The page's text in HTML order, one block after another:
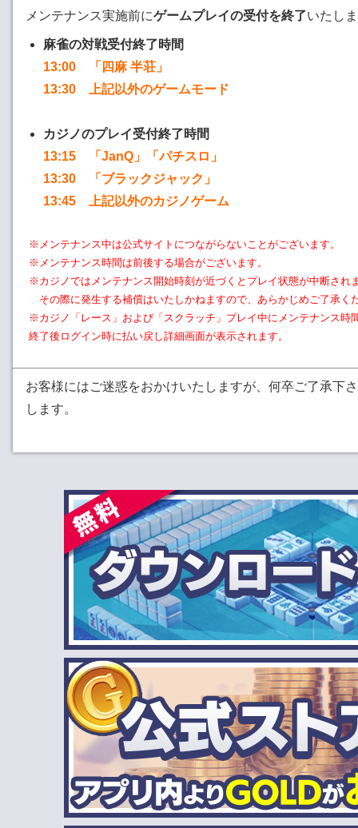
メンテナンス実施前にゲームプレイの受付を終了いたし
麻雀の対戦受付終了時間
13:00 「四麻 半荘」
13:30 上記以外のゲームモード
カジノのプレイ受付終了時間
13:15 「JanQ」「パチスロ」
13:30 「ブラックジャック」
13:45 上記以外のカジノゲーム
※メンテナンス中は公式サイトにつながらないことがございます。
※メンテナンス時間は前後する場合がございます。
※カジノではメンテナンス開始時刻が近づくとプレイ状態が中断され
その際に発生する補償はいたしかねますので、あらかじめご了承く
※カジノ「レース」および「スクラッチ」プレイ中にメンテナンス時
終了後ログイン時に払い戻し詳細画面が表示されます。
お客様にはご迷惑をおかけいたしますが、何卒ご了承下
します。